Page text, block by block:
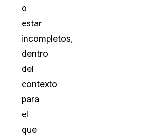
o
estar
incompletos,
dentro
del
contexto
para
el
que